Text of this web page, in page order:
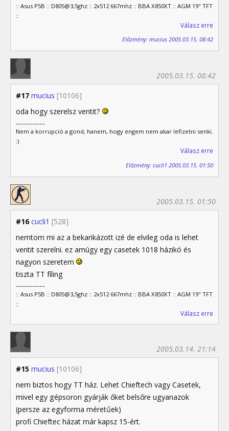
:: Asus P5B :: D805@3,5ghz :: 2x512 667mhz :: BBA X850XT :: AGM 19" TFT
::
Válasz erre
Előzmény: mucius 2005.03.15. 08:42
#17 mucius [10106]
2005.03.15. 08:42
oda hogy szerelsz ventit?
Nem a korrupció a gond, hanem, hogy engem nem akar lefizetni senki.
:)
Válasz erre
Előzmény: cucli1 2005.03.15. 01:50
#16 cucli1 [528]
2005.03.15. 01:50
nemtom mi az a bekarikázott izé de elvileg oda is lehet
ventit szerelni. ez amúgy egy casetek 1018 házikó és
nagyon szeretem
tiszta TT fíling
:: Asus P5B :: D805@3,5ghz :: 2x512 667mhz :: BBA X850XT :: AGM 19" TFT
::
Válasz erre
#15 mucius [10106]
2005.03.14. 21:14
nem biztos hogy TT ház. Lehet Chieftech vagy Casetek,
mivel egy gépsoron gyárják őket belsőre ugyanazok
(persze az egyforma méretűek)
profi Chieftec házat már kapsz 15-ért.